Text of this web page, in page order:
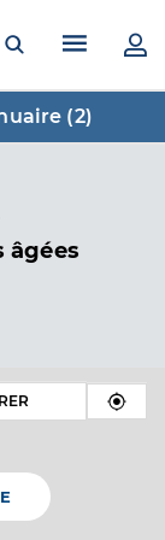
Ouvrir laMenu
(2)
âgées